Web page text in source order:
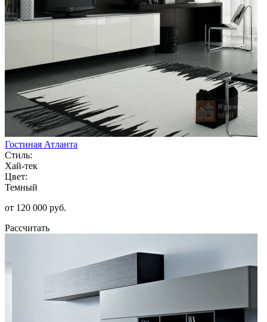
Гостиная Атланта
Стиль:
Хай-тек
Цвет:
Темный
от 120 000 руб.
Рассчитать